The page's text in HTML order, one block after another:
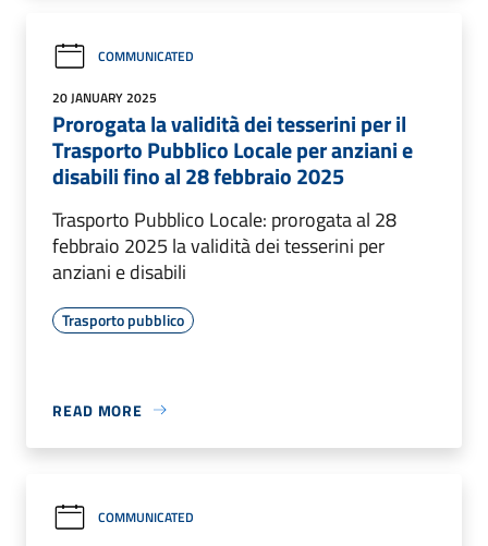
COMMUNICATED
20 JANUARY 2025
Prorogata la validità dei tesserini per il
Trasporto Pubblico Locale per anziani e
disabili fino al 28 febbraio 2025
Trasporto Pubblico Locale: prorogata al 28
febbraio 2025 la validità dei tesserini per
anziani e disabili
Trasporto pubblico
READ MORE
COMMUNICATED